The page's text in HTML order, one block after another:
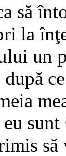
să
la
un